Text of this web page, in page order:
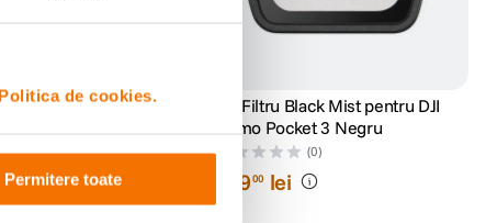
Politica de cookies.
Permitere toate
Enduro pentru
(0)
DJI Filtru Black Mist pentru DJI
Osmo Pocket 3 Negru
(0)
24900 lei